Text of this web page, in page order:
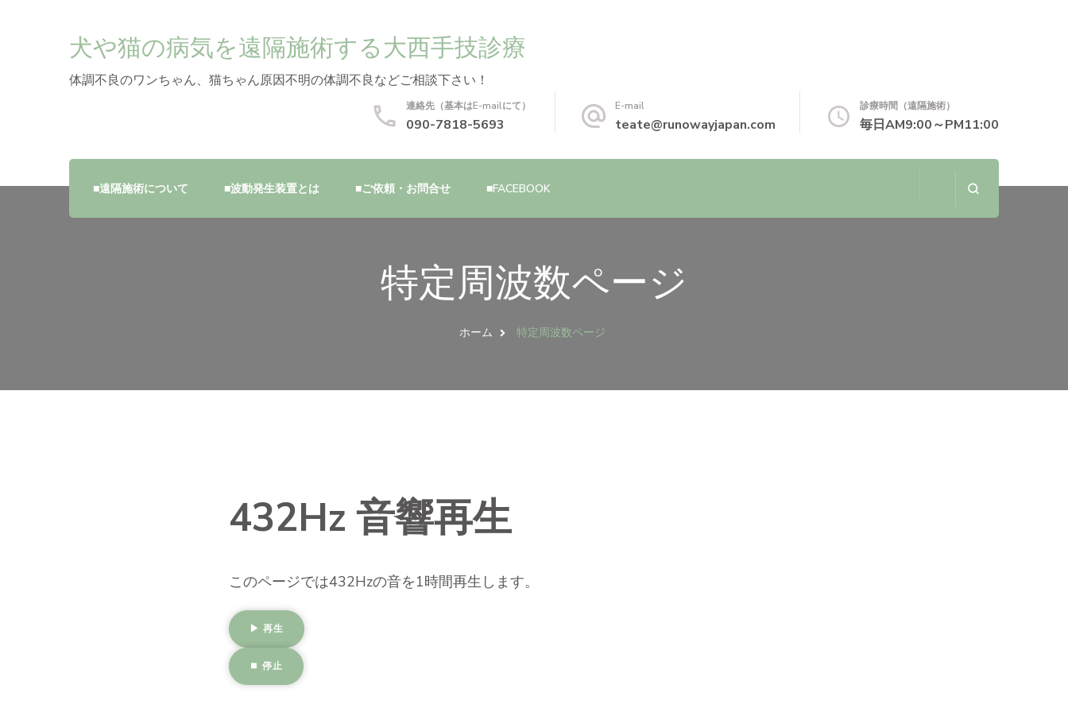
犬や猫の病気を遠隔施術する大西手技診療
体調不良のワンちゃん、猫ちゃん原因不明の体調不良などご相談下さい！
連絡先（基本はE-mailにて）
090-7818-5693
E-mail
teate@runowayjapan.com
診療時間（遠隔施術）
毎日AM9:00～PM11:00
■遠隔施術について ■波動発生装置とは ■ご依頼・お問合せ ■FACEBOOK
特定周波数ページ
ホーム 特定周波数ページ
432Hz 音響再生
このページでは432Hzの音を1時間再生します。
▶ 再生
⏹ 停止